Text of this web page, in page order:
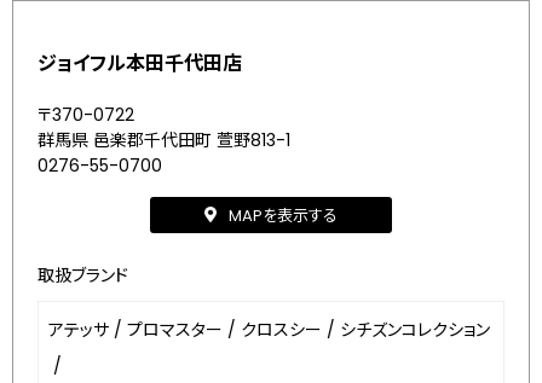
ジョイフル本田千代田店
〒370-0722
群馬県 邑楽郡千代田町 萱野813-1
0276-55-0700
MAPを表示する
取扱ブランド
アテッサ / プロマスター / クロスシー / シチズンコレクション
/